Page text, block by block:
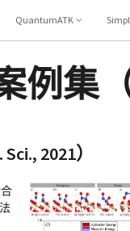
QuantumATK
例集
2021）